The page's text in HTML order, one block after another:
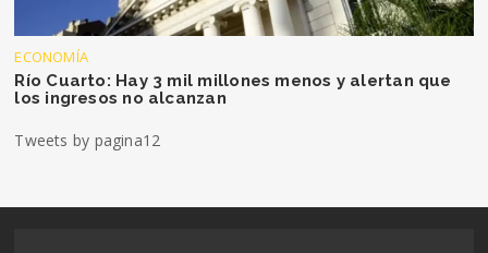
ECONOMÍA
Río Cuarto: Hay 3 mil millones menos y alertan que
los ingresos no alcanzan
Tweets by pagina12